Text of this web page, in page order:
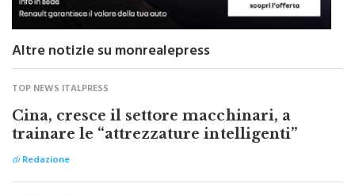
Altre notizie su monrealepress
TOP NEWS ITALPRESS
Cina, cresce il settore macchinari, a
trainare le “attrezzature intelligenti”
diRedazione
TOP NEWS ITALPRESS